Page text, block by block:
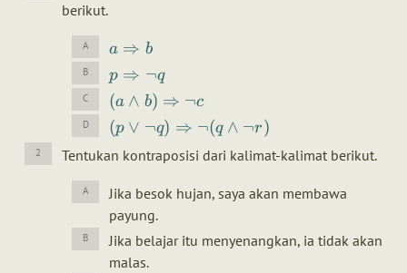
berikut.
a ⇒ b
p ⇒ ¬q
(a ∧ b) ⇒ ¬c
(p ∨ ¬q) ⇒ ¬(q ∧ ¬r)
Tentukan kontraposisi dari kalimat-kalimat berikut.
Jika besok hujan, saya akan membawa
payung.
Jika belajar itu menyenangkan, ia tidak akan
malas.